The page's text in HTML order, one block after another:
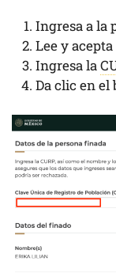
Ingresa a la
Lee y
Ingresa la
Da clic en el